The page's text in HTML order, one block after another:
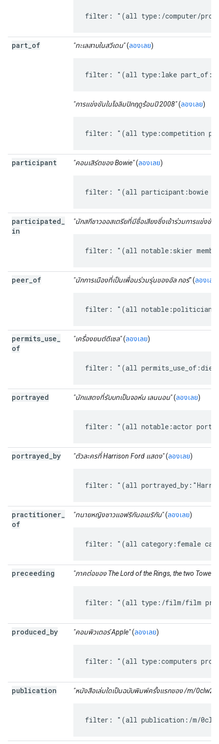
filter: "(all type:/computer/
part of "ทะเลสาบในสวีเดน"(ลองเลย)
filter: "(all type:lake
"การแข่งขันในโอลิมปิกฤดูร้อนปี 2008"(ลองเลย)
filter: "(all type:competition
participant "คอนเสิร์ตของ Bowie"(ลองเลย)
filter: "(all participant:bowie
participated
in
"นักสกีชาวออสเตรียที่มีชื่อเสียงซึ่งเข้าร่วมการแข่งขัน
filter: "(all notable:skier
peer of "นักการเมืองที่เป็นเพื่อนร่วมรุ่นของอัล กอร์"(ลองเลย
filter: "(all notable:politician
permits use
of
"เครื่องยนต์ดีเซล"(ลองเลย)
filter: "(all
portrayed "นักแสดงที่รับบทเป็นจอห์น เลนนอน"(ลองเลย)
filter: "(all notable:actor
portrayed by "ตัวละครที่ Harrison Ford แสดง"(ลองเลย)
filter: "(all
practitioner
of
"ทนายหญิงชาวแอฟริกันอเมริกัน"(ลองเลย)
filter: "(all category:female
preceeding "ภาคต่อของ The Lord of the Rings, the two Towers"
filter: "(all type:/film/film
produced by "คอมพิวเตอร์ Apple"(ลองเลย)
filter: "(all type:computers
publication "หนังสือเล่มใดเป็นฉบับพิมพ์ครั้งแรกของ /m/
filter: "(all publication:/m/